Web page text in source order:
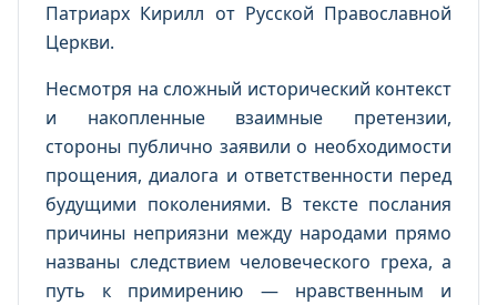
Патриарх Кирилл от Русской Православной
Церкви.
Несмотря на сложный исторический контекст
и накопленные взаимные претензии,
стороны публично заявили о необходимости
прощения, диалога и ответственности перед
будущими поколениями. В тексте послания
причины неприязни между народами прямо
названы следствием человеческого греха, а
путь к примирению — нравственным и